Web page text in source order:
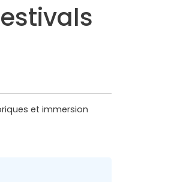
et immersion